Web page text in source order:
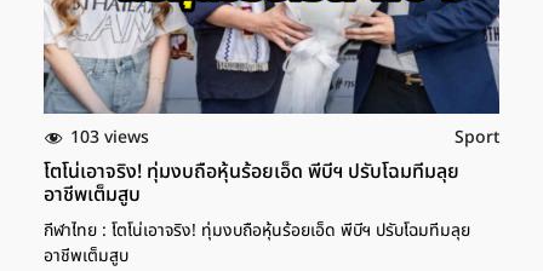
103 views Sport
โตโน่เอาจริง! ทุ่มงบถือหุ้นร้อยเอ็ด พีบีฯ ปรับโฉมทีมลุย
อาชีพเต็มสูบ
กีฬาไทย : โตโน่เอาจริง! ทุ่มงบถือหุ้นร้อยเอ็ด พีบีฯ ปรับโฉมทีมลุย
อาชีพเต็มสูบ